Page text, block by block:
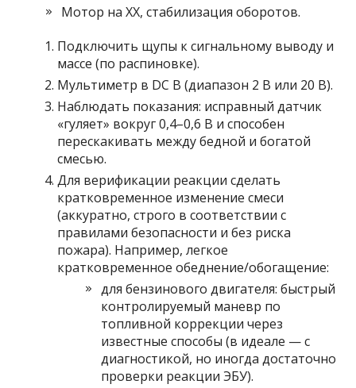
Мотор на ХХ, стабилизация оборотов.
Подключить щупы к сигнальному выводу и
массе (по распиновке).
Мультиметр в DC В (диапазон 2 В или 20 В).
Наблюдать показания: исправный датчик
«гуляет» вокруг 0,4–0,6 В и способен
перескакивать между бедной и богатой
смесью.
Для верификации реакции сделать
кратковременное изменение смеси
(аккуратно, строго в соответствии с
правилами безопасности и без риска
пожара). Например, легкое
кратковременное обеднение/обогащение:
для бензинового двигателя: быстрый
контролируемый маневр по
топливной коррекции через
известные способы (в идеале — с
диагностикой, но иногда достаточно
проверки реакции ЭБУ).